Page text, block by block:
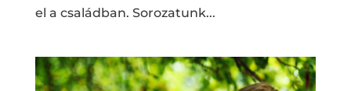
el a családban. Sorozatunk...